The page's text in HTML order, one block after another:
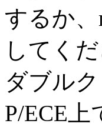
するか
してくだ
ダブル
P/ECE